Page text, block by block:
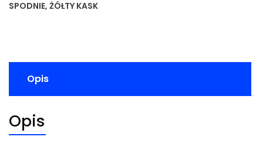
SPODNIE, ŻÓŁTY KASK
Opis
Opis